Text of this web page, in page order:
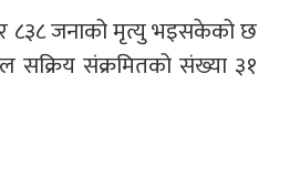
८३८ जनाको मृत्यु भइसकेको छ
संक्रमितको संख्या ३१